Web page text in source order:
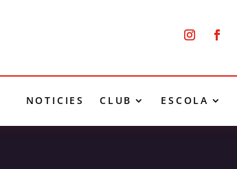
NOTICIES CLUB ESCOLA